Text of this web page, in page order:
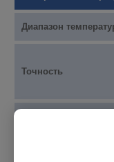
Диапазон
Точность